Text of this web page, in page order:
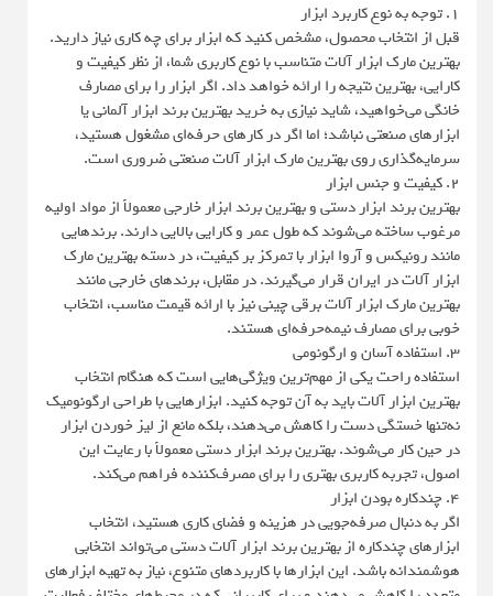
1. توجه به نوع کاربرد ابزار
قبل از انتخاب محصول، مشخص کنید که ابزار برای چه کاری نیاز دارید.
بهترین مارک ابزار آلات متناسب با نوع کاربری شما، از نظر کیفیت و
کارایی، بهترین نتیجه را ارائه خواهد داد. اگر ابزار را برای مصارف
خانگی می‌خواهید، شاید نیازی به خرید بهترین برند ابزار آلمانی یا
ابزارهای صنعتی نباشد؛ اما اگر در کارهای حرفه‌ای مشغول هستید،
سرمایه‌گذاری روی بهترین مارک ابزار آلات صنعتی ضروری است.
2. کیفیت و جنس ابزار
بهترین برند ابزار دستی و بهترین برند ابزار خارجی معمولاً از مواد اولیه
مرغوب ساخته می‌شوند که طول عمر و کارایی بالایی دارند. برندهایی
مانند رونیکس و آروا ابزار با تمرکز بر کیفیت، در دسته بهترین مارک
ابزار آلات در ایران قرار می‌گیرند. در مقابل، برندهای خارجی مانند
بهترین مارک ابزار آلات برقی چینی نیز با ارائه قیمت مناسب، انتخاب
خوبی برای مصارف نیمه‌حرفه‌ای هستند.
3. استفاده آسان و ارگونومی
استفاده راحت یکی از مهم‌ترین ویژگی‌هایی است که هنگام انتخاب
بهترین ابزار آلات باید به آن توجه کنید. ابزارهایی با طراحی ارگونومیک
نه‌تنها خستگی دست را کاهش می‌دهند، بلکه مانع از لیز خوردن ابزار
در حین کار می‌شوند. بهترین برند ابزار دستی معمولاً با رعایت این
اصول، تجربه کاربری بهتری را برای مصرف‌کننده فراهم می‌کند.
4. چندکاره بودن ابزار
اگر به دنبال صرفه‌جویی در هزینه و فضای کاری هستید، انتخاب
ابزارهای چندکاره از بهترین برند ابزار آلات دستی می‌تواند انتخابی
هوشمندانه باشد. این ابزارها با کاربردهای متنوع، نیاز به تهیه ابزارهای